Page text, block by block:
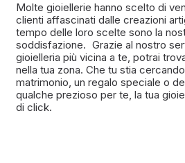
Molte gioiellerie hanno scelto di
clienti affascinati dalle creazioni
tempo delle loro scelte sono la
soddisfazione. Grazie al nostro
gioielleria più vicina a te, potrai
nella tua zona. Che tu stia
matrimonio, un regalo speciale o
qualche prezioso per te, la tua
di click.